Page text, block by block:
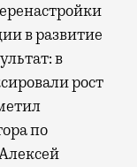
в развитие
в
рост
по